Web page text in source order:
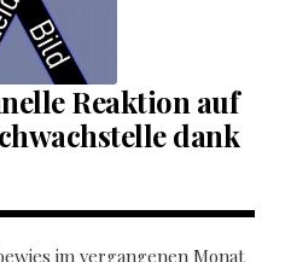
Reaktion auf
dank
im vergangenen Monat